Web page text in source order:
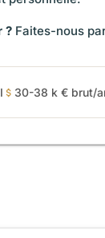
? Faites-nous
30-38 k € brut/